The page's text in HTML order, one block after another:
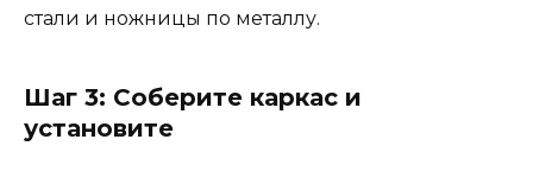
стали и ножницы по металлу.
Шаг 3: Соберите каркас и
установите